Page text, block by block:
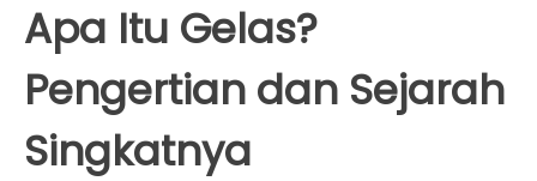
Apa Itu Gelas?
Pengertian dan Sejarah
Singkatnya